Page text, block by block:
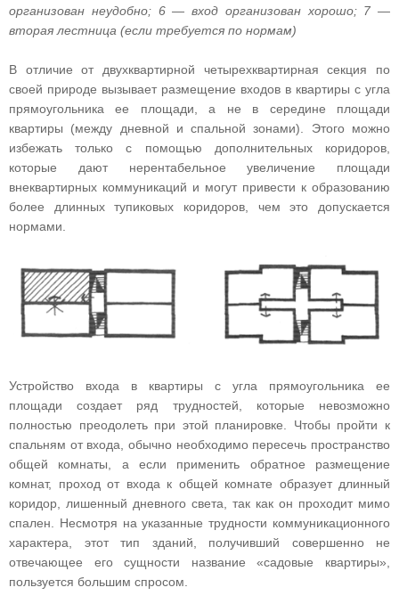
организован неудобно; 6 — вход организован хорошо; 7 —
вторая лестница (если требуется по нормам)
В отличие от двухквартирной четырехквартирная секция по
своей природе вызывает размещение входов в квартиры с угла
прямоугольника ее площади, а не в середине площади
квартиры (между дневной и спальной зонами). Этого можно
избежать только с помощью дополнительных коридоров,
которые дают нерентабельное увеличение площади
внеквартирных коммуникаций и могут привести к образованию
более длинных тупиковых коридоров, чем это допускается
нормами.
Устройство входа в квартиры с угла прямоугольника ее
площади создает ряд трудностей, которые невозможно
полностью преодолеть при этой планировке. Чтобы пройти к
спальням от входа, обычно необходимо пересечь пространство
общей комнаты, а если применить обратное размещение
комнат, проход от входа к общей комнате образует длинный
коридор, лишенный дневного света, так как он проходит мимо
спален. Несмотря на указанные трудности коммуникационного
характера, этот тип зданий, получивший совершенно не
отвечающее его сущности название «садовые квартиры»,
пользуется большим спросом.